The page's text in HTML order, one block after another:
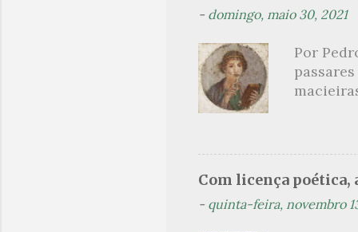
se tratar
filha.
termina
- domingo, maio 30, 2021
Por
no
maçã
Com licença poética,
- quinta-feira, novembro